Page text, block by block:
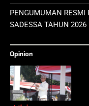
PENGUMUMAN RESMI
SADESSA TAHUN 2026
Opinion